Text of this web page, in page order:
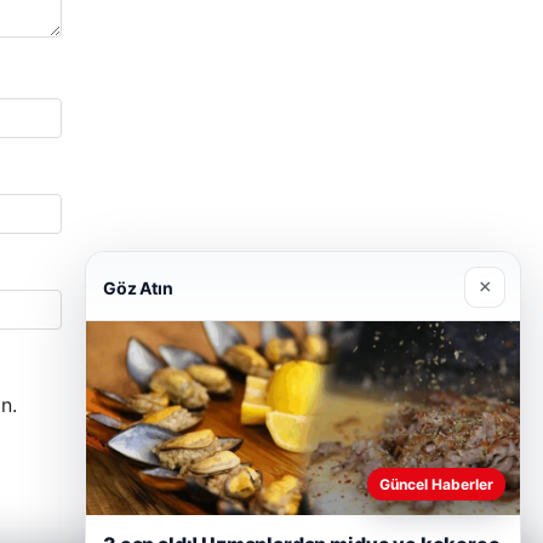
Göz Atın ×
Güncel Haberler